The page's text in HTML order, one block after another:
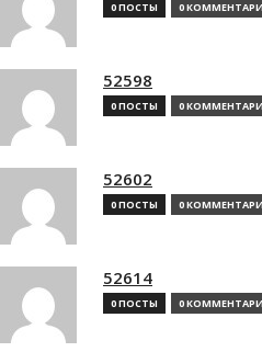
0 ПОСТЫ 0
52598
0 ПОСТЫ 0
52602
0 ПОСТЫ 0
52614
0 ПОСТЫ 0